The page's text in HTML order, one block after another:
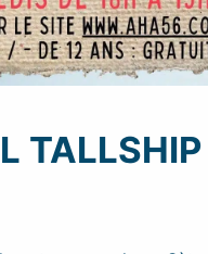
TALLSHIP